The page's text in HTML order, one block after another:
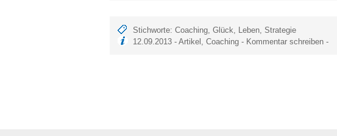
Stichworte:Coaching ,Glück Leben ,Strategie
12.09.2013 -Artikel ,Coaching - Kommentar schreiben -